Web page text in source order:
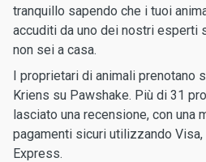
tranquillo sapendo che i tuoi
accuditi da uno dei nostri esperti
non sei a casa.
I proprietari di animali prenotano
Kriens su Pawshake. Più di 31
lasciato una recensione, con una
pagamenti sicuri utilizzando
Express.